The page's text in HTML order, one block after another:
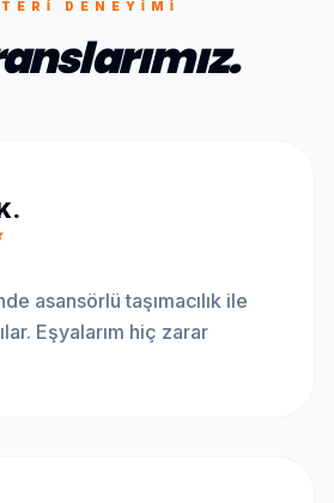
DENEYIMI
asansörlü taşımacılık ile
Eşyalarım hiç zarar